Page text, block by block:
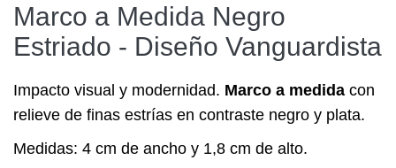
Marco a Medida Negro
Estriado - Diseño Vanguardista
Impacto visual y modernidad. Marco a medida con
relieve de finas estrías en contraste negro y plata.
Medidas: 4 cm de ancho y 1,8 cm de alto.